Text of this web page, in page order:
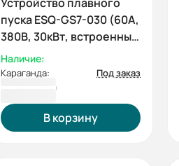
пуска ESQ-GS7-030 (60А,
380В, 30кВт, встроенный
шунтирующий
контактор)
Наличие:
Караганда: Под заказ
В корзину